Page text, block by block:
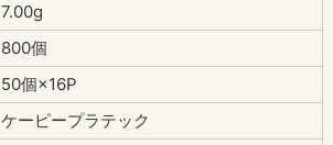
7.00g
800個
50個×16P
ケーピープラテック